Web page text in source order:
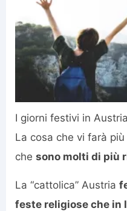
I giorni festivi in
La cosa che vi farà
che sono molti di più
La “cattolica” Austria
feste religiose che in